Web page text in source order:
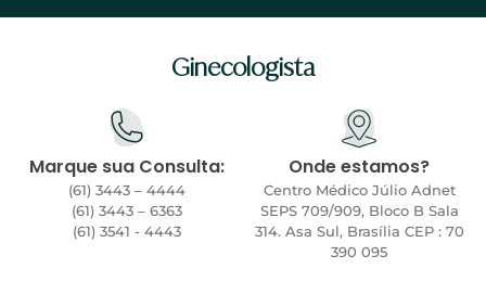
Ginecologista
Marque sua Consulta:
(61) 3443 – 4444
(61) 3443 – 6363
(61) 3541 - 4443
Onde estamos?
Centro Médico Júlio Adnet
SEPS 709/909, Bloco B Sala
314. Asa Sul, Brasília CEP : 70
390 095